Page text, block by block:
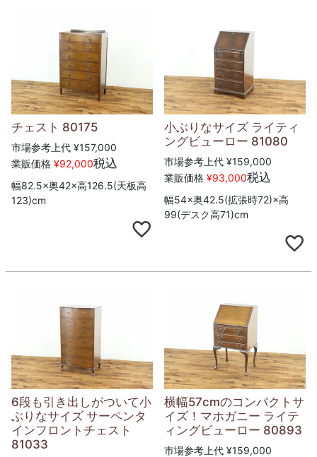
チェスト 80175
市場参考上代 ¥157,000
業販価格 ¥92,000税込
幅82.5×奥42×高126.5(天板高
123)cm
小ぶりなサイズ ライティ
ングビューロー 81080
市場参考上代 ¥159,000
業販価格 ¥93,000税込
幅54×奥42.5(拡張時72)×高
99(デスク高71)cm
6段も引き出しがついて小
ぶりなサイズ サーペンタ
インフロントチェスト
81033
横幅57cmのコンパクトサ
イズ！マホガニー ライテ
ィングビューロー 80893
市場参考上代 ¥159,000